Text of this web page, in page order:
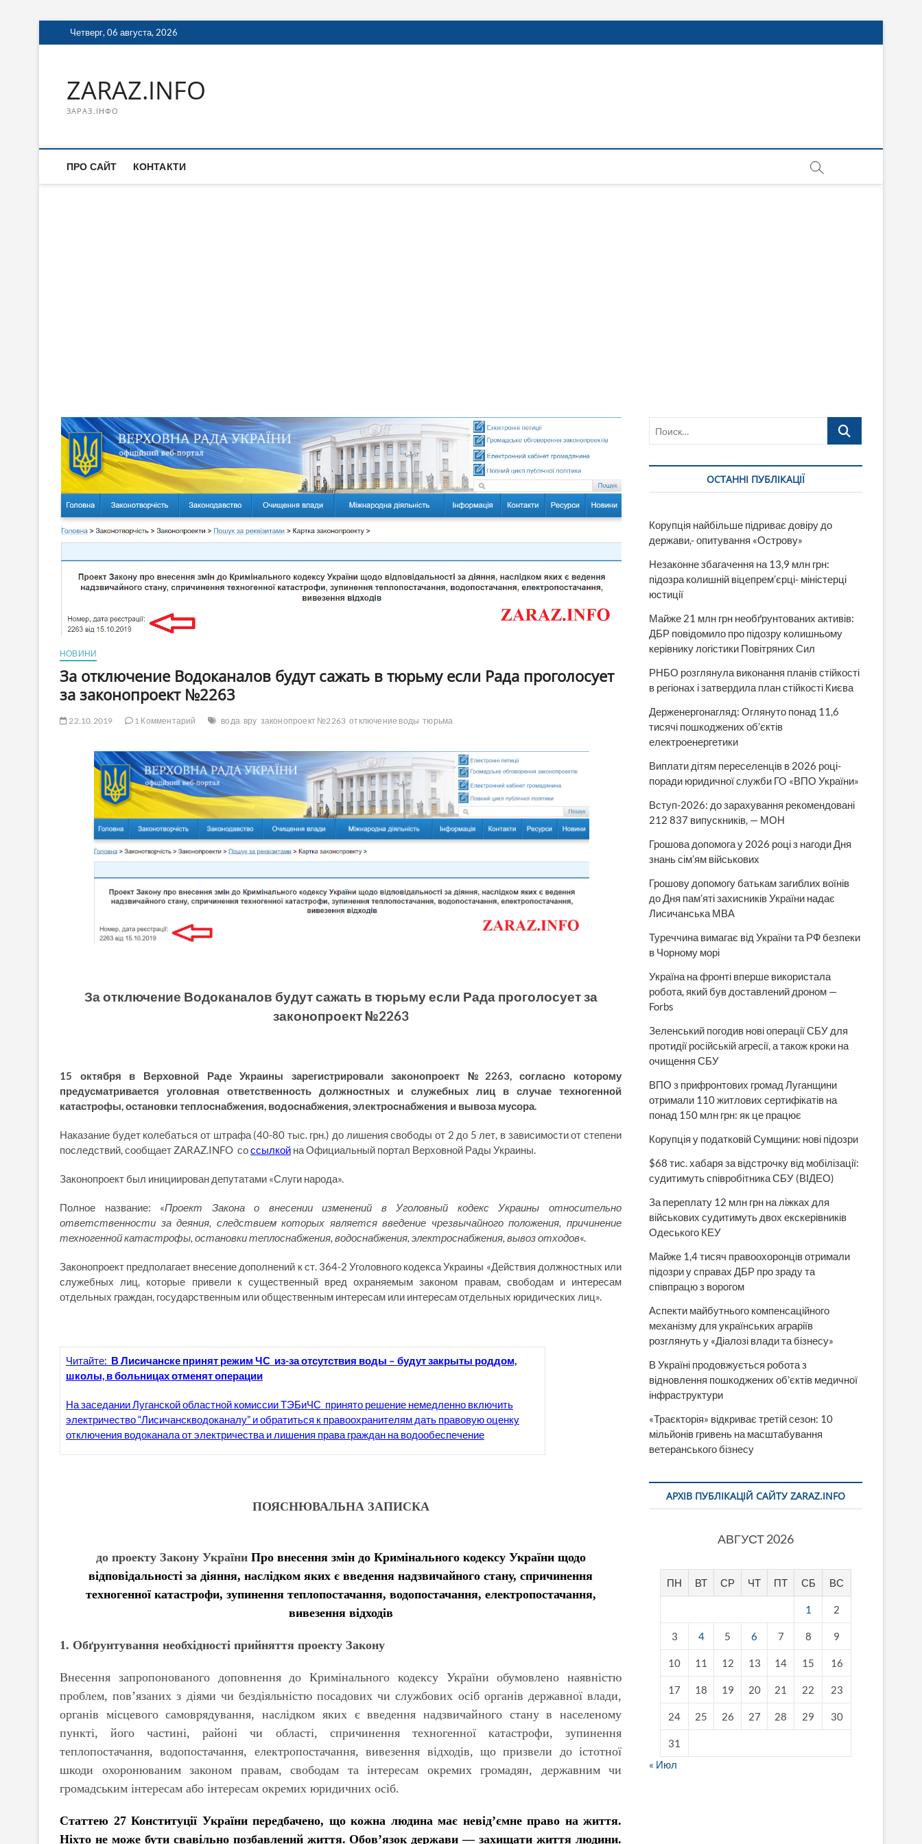
Перейти
к
Четверг, 06 августа, 2026
ZARAZ.INFO
ЗАРАЗ.ІНФО
ПРО САЙТ КОНТАКТИ
НОВИНИ
За отключение Водоканалов будут сажать в тюрьму если Рада проголосует
за законопроект №2263
22.10.2019 1 Комментарий вода вру законопроект №2263 отключение воды тюрьма
За отключение Водоканалов будут сажать в тюрьму если Рада проголосует за
законопроект №2263
15 октября в Верховной Раде Украины зарегистрировали законопроект №2263, согласно которому
предусматривается уголовная ответственность должностных и служебных лиц в случае техногенной
катастрофы, остановки теплоснабжения, водоснабжения, электроснабжения и вывоза мусора.
Наказание будет колебаться от штрафа (40-80 тыс. грн.) до лишения свободы от 2 до 5 лет, в зависимости от степени
последствий, сообщает ZARAZ.INFO соссылкой на Официальный портал Верховной Рады Украины.
Законопроект был инициирован депутатами «Слуги народа».
Полное название: «Проект Закона о внесении изменений в Уголовный кодекс Украины относительно
ответственности за деяния, следствием которых является введение чрезвычайного положения, причинение
техногенной катастрофы, остановки теплоснабжения, водоснабжения, электроснабжения, вывоз отходов«.
Законопроект предполагает внесение дополнений к ст. 364-2 Уголовного кодекса Украины «Действия должностных или
служебных лиц, которые привели к существенный вред охраняемым законом правам, свободам и интересам
отдельных граждан, государственным или общественным интересам или интересам отдельных юридических лиц».
Читайте: В Лисичанске принят режим ЧС из-за отсутствия воды – будут закрыты роддом,
школы, в больницах отменят операции
На заседании Луганской областной комиссии ТЭБиЧС принято решение немедленно включить
электричество “Лисичанскводоканалу” и обратиться к правоохранителям дать правовую оценку
отключения водоканала от электричества и лишения права граждан на водообеспечение
ПОЯСНЮВАЛЬНА ЗАПИСКА
до проекту Закону України Про внесення змін до Кримінального кодексу України щодо
відповідальності за діяння, наслідком яких є введення надзвичайного стану, спричинення
техногенної катастрофи, зупинення теплопостачання, водопостачання, електропостачання,
вивезення відходів
1. Обґрунтування необхідності прийняття проекту Закону
Внесення запропонованого доповнення до Кримінального кодексу України обумовлено наявністю
проблем, пов’язаних з діями чи бездіяльністю посадових чи службових осіб органів державної влади,
органів місцевого самоврядування, наслідком яких є введення надзвичайного стану в населеному
пункті, його частині, районі чи області, спричинення техногенної катастрофи, зупинення
теплопостачання, водопостачання, електропостачання, вивезення відходів, що призвели до істотної
шкоди охоронюваним законом правам, свободам та інтересам окремих громадян, державним чи
громадським інтересам або інтересам окремих юридичних осіб.
Статтею 27 Конституції України передбачено, що кожна людина має невід’ємне право на життя.
Ніхто не може бути свавільно позбавлений життя. Обов’язок держави — захищати життя людини.
Поиск…
ОСТАННІ ПУБЛІКАЦІЇ
Корупція найбільше підриває довіру до
держави,- опитування «Острову»
Незаконне збагачення на 13,9 млн грн:
підозра колишній віцепрем’єрці- міністерці
юстиції
Майже 21 млн грн необґрунтованих активів:
ДБР повідомило про підозру колишньому
керівнику логістики Повітряних Сил
РНБО розглянула виконання планів стійкості
в регіонах і затвердила план стійкості Києва
Держенергонагляд: Оглянуто понад 11,6
тисячі пошкоджених об’єктів
електроенергетики
Виплати дітям переселенців в 2026 році-
поради юридичної служби ГО «ВПО України»
Вступ-2026: до зарахування рекомендовані
212 837 випускників, — МОН
Грошова допомога у 2026 році з нагоди Дня
знань сім’ям військових
Грошову допомогу батькам загиблих воїнів
до Дня пам’яті захисників України надає
Лисичанська МВА
Туреччина вимагає від України та РФ безпеки
в Чорному морі
Україна на фронті вперше використала
робота, який був доставлений дроном —
Forbs
Зеленський погодив нові операції СБУ для
протидії російській агресії, а також кроки на
очищення СБУ
ВПО з прифронтових громад Луганщини
отримали 110 житлових сертифікатів на
понад 150 млн грн: як це працює
Корупція у податковій Сумщини: нові підозри
$68 тис. хабаря за відстрочку від мобілізації:
судитимуть співробітника СБУ (ВІДЕО)
За переплату 12 млн грн на ліжках для
військових судитимуть двох екскерівників
Одеського КЕУ
Майже 1,4 тисяч правоохоронців отримали
підозри у справах ДБР про зраду та
співпрацю з ворогом
Аспекти майбутнього компенсаційного
механізму для українських аграріїв
розглянуть у «Діалозі влади та бізнесу»
В Україні продовжується робота з
відновлення пошкоджених об’єктів медичної
інфраструктури
«Траєкторія» відкриває третій сезон: 10
мільйонів гривень на масштабування
ветеранського бізнесу
АРХІВ ПУБЛІКАЦІЙ САЙТУ ZARAZ.INFO
АВГУСТ 2026
ПН ВТ СР ЧТ ПТ СБ ВС
1 2
3 4 5 6 7 8 9
10 11 12 13 14 15 16
17 18 19 20 21 22 23
24 25 26 27 28 29 30
31
« Июл